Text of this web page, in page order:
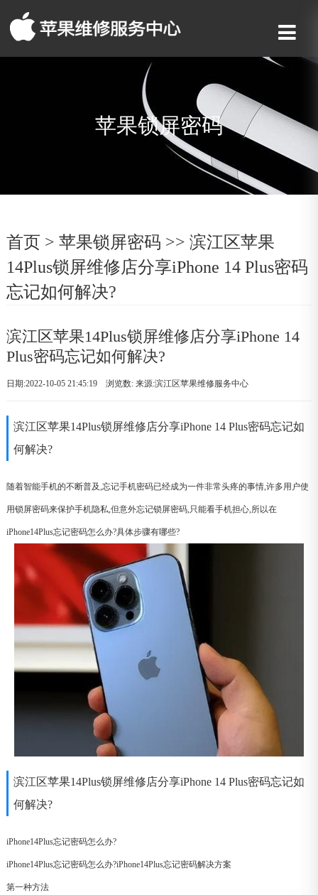
苹果锁屏密码
首页 > 苹果锁屏密码 >> 滨江区苹果
14Plus锁屏维修店分享iPhone 14 Plus密码
忘记如何解决?
滨江区苹果14Plus锁屏维修店分享iPhone 14
Plus密码忘记如何解决?
日期:2022-10-05 21:45:19 浏览数:来源:滨江区苹果维修服务中心
滨江区苹果14Plus锁屏维修店分享iPhone 14 Plus密码忘记如
何解决?
随着智能手机的不断普及,忘记手机密码已经成为一件非常头疼的事情,许多用户使
用锁屏密码来保护手机隐私,但意外忘记锁屏密码,只能看手机担心,所以在
iPhone14Plus忘记密码怎么办?具体步骤有哪些?
滨江区苹果14Plus锁屏维修店分享iPhone 14 Plus密码忘记如
何解决?
iPhone14Plus忘记密码怎么办?
iPhone14Plus忘记密码怎么办?iPhone14Plus忘记密码解决方案
第一种方法